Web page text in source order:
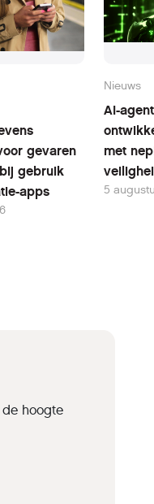
gevaren
gebruik
apps
Nieuws
AI-
met
5
hoogte